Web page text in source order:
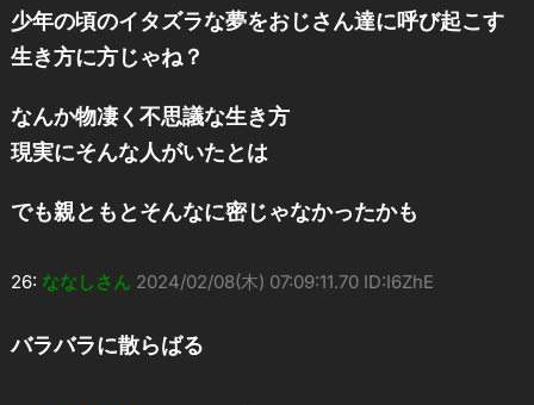
少年の頃のイタズラな夢をおじさん達に呼び起こす
生き方に方じゃね？
なんか物凄く不思議な生き方
現実にそんな人がいたとは
でも親ともとそんなに密じゃなかったかも
26: ななしさん 2024/02/08(木) 07:09:11.70 ID:I6ZhE
バラバラに散らばる